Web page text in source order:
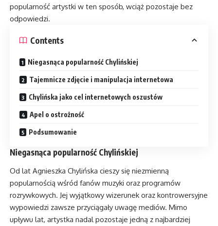
popularność artystki w ten sposób, wciąż pozostaje bez
odpowiedzi.
Contents
Niegasnąca popularność Chylińskiej
Tajemnicze zdjęcie i manipulacja internetowa
Chylińska jako cel internetowych oszustów
Apel o ostrożność
Podsumowanie
Niegasnąca popularność Chylińskiej
Od lat Agnieszka Chylińska cieszy się niezmienną
popularnością wśród fanów muzyki oraz programów
rozrywkowych. Jej wyjątkowy wizerunek oraz kontrowersyjne
wypowiedzi zawsze przyciągały uwagę mediów. Mimo
upływu lat, artystka nadal pozostaje jedną z najbardziej